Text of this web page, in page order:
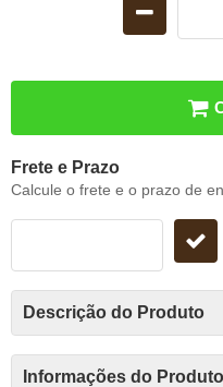
Frete e Prazo
Calcule o frete e o prazo de
Descrição do Produto
Informações do Produto